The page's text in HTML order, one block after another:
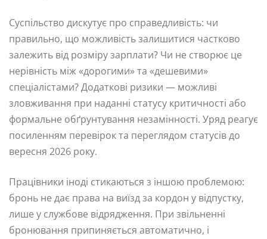
Суспільство дискутує про справедливість: чи
правильно, що можливість залишитися частково
залежить від розміру зарплати? Чи не створює це
нерівність між «дорогими» та «дешевими»
спеціалістами? Додаткові ризики — можливі
зловживання при наданні статусу критичності або
формальне обґрунтування незамінності. Уряд реагує
посиленням перевірок та переглядом статусів до
вересня 2026 року.
Працівники іноді стикаються з іншою проблемою:
бронь не дає права на виїзд за кордон у відпустку,
лише у службове відрядження. При звільненні
бронювання припиняється автоматично, і